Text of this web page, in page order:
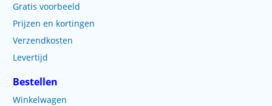
Gratis voorbeeld
Prijzen en kortingen
Verzendkosten
Levertijd
Bestellen
Winkelwagen